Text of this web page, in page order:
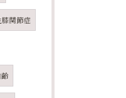
関節症